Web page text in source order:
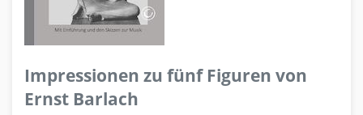
Impressionen zu fünf Figuren von
Ernst Barlach